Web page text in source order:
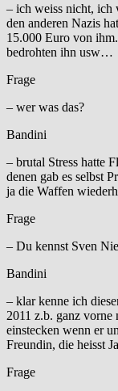
– ich weiss nicht, ich
den anderen Nazis
15.000 Euro von
bedrohten ihn usw…
Frage
– wer was das?
Bandini
– brutal Stress hatte
denen gab es selbst
ja die Waffen
Frage
– Du kennst Sven
Bandini
– klar kenne ich
2011 z.b. ganz vorne
einstecken wenn er
Freundin, die heisst
Frage